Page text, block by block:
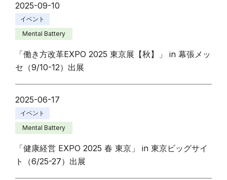
2025-09-10
イベント
Mental Battery
「働き方改革EXPO 2025 東京展【秋】」 in 幕張メッ
セ（9/10-12）出展
2025-06-17
イベント
Mental Battery
「健康経営 EXPO 2025 春 東京」 in 東京ビッグサイ
ト（6/25-27）出展